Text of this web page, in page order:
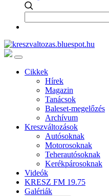
Cikkek
Hírek
Magazin
Tanácsok
Baleset-megelőzés
Archívum
Kreszváltozások
Autósoknak
Motorosoknak
Teherautósoknak
Kerékpárosoknak
Videók
KRESZ FM 19.75
Galériák